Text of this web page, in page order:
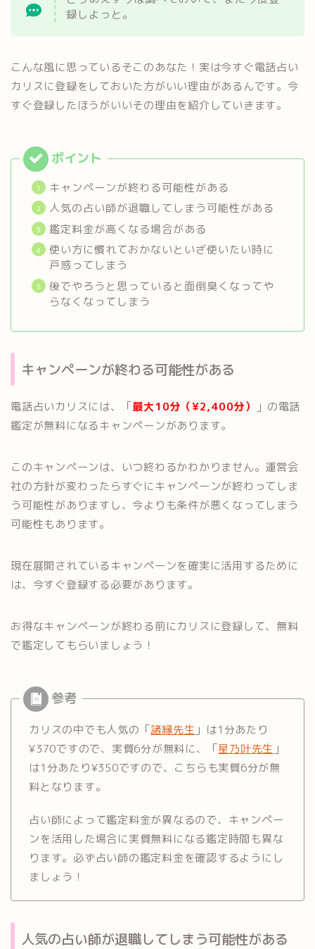
録しよっと。
こんな風に思っているそこのあなた！実は今すぐ電話占い
カリスに登録をしておいた方がいい理由があるんです。今
すぐ登録したほうがいいその理由を紹介していきます。
キャンペーンが終わる可能性がある
人気の占い師が退職してしまう可能性がある
鑑定料金が高くなる場合がある
使い方に慣れておかないといざ使いたい時に
戸惑ってしまう
後でやろうと思っていると面倒臭くなってや
らなくなってしまう
キャンペーンが終わる可能性がある
電話占いカリスには、「最大10分（¥2,400分）
」の電話
鑑定が無料になるキャンペーンがあります。
このキャンペーンは、いつ終わるかわかりません。運営会
社の方針が変わったらすぐにキャンペーンが終わってしま
う可能性がありますし、今よりも条件が悪くなってしまう
可能性もあります。
現在展開されているキャンペーンを確実に活用するために
は、今すぐ登録する必要があります。
お得なキャンペーンが終わる前にカリスに登録して、無料
で鑑定してもらいましょう！
カリスの中でも人気の「諸縁先生 」は1分あたり
¥370ですので、実質6分が無料に、「星乃叶先生 」
は1分あたり¥350ですので、こちらも実質6分が無
料となります。
占い師によって鑑定料金が異なるので、キャンペー
ンを活用した場合に実質無料になる鑑定時間も異な
ります。必ず占い師の鑑定料金を確認するようにし
ましょう！
人気の占い師が退職してしまう可能性がある